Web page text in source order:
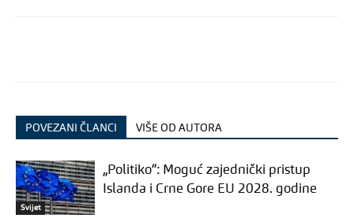
POVEZANI ČLANCI VIŠE OD AUTORA
Svijet
„Politiko“: Moguć zajednički pristup
Islanda i Crne Gore EU 2028. godine